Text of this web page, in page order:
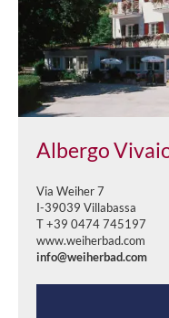
Albergo
Via Weiher 7
I-39039 Villabassa
T +39 0474 745197
www.weiherbad.com
info@weiherbad.com